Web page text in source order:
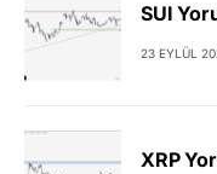
SUI
23 EYLÜL
XRP